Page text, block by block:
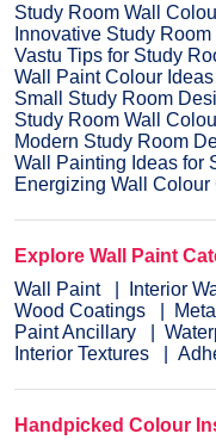
Study Room Wall
Innovative Study
Vastu Tips for Study
Wall Paint Colour
Small Study Room
Study Room Wall
Modern Study Room
Wall Painting Ideas for
Energizing Wall
Explore Wall Paint
Wall Paint
Interior
Wood Coatings
Paint Ancillary
Interior Textures
Handpicked Colour